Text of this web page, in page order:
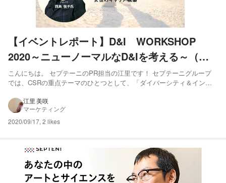
【イベントレポート】D&I WORKSHOP
2020～ニューノーマルなD&Iを考える～（前
編）
こんにちは。 セプテーニのPR担当の江里です！ セプテーニグループ
では、CSRの重点テーマのひとつとして、「ダイバーシティ＆インク
の取り組みの一環として、「ダイバーシティ＆インクルージョンの重
要性」と「女性が活躍するためのキャリア構築」をテーマとした...
江里 美咲
マーケティング
2020/09/17, 2 likes